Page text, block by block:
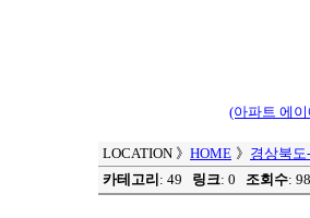
(아파트 에
LOCATION 》 HOME 》 경상북
카테고리 : 49 링크: 0 조회수: